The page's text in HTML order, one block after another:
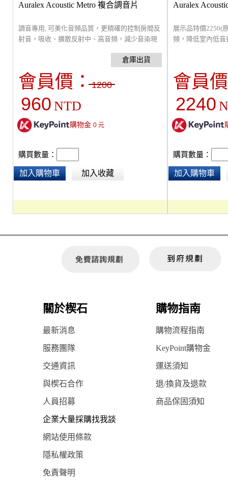
Auralex Acoustic Metro 複合調音片
調音專用, 可美化音頻品質，更精確的控制房間反
射音，吸收、擴散反射中、高音頻，減少音染現
安裝簡便，可使用噴膠或透過輔助的懸掛配件進
行掛裝。
會員價：1200
960 NTD
購物金 0元
購買數量：
加入購物車 加入收藏
Auralex
展示品特價2250(
頻，降低室內低
低頻率聲音比控
密度吸音海綿，
裝。
會員
2240
購買數量：
加入購物車
關於楔石 購物指南
最新消息 購物流程指南
服務團隊 KeyPoint購物金
交通資訊 運送須知
與楔石合作 退/換貨及退款
人員招募 商品保固須知
企業大量採購找我談
網站使用條款
隱私權政策
免責聲明